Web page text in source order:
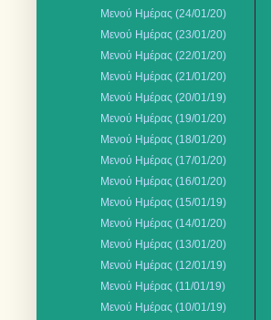
Μενού Ημέρας (24/01/20)
Μενού Ημέρας (23/01/20)
Μενού Ημέρας (22/01/20)
Μενού Ημέρας (21/01/20)
Μενού Ημέρας (20/01/19)
Μενού Ημέρας (19/01/20)
Μενού Ημέρας (18/01/20)
Μενού Ημέρας (17/01/20)
Mενού Ημέρας (16/01/20)
Μενού Ημέρας (15/01/19)
Μενού Ημέρας (14/01/20)
Μενού Ημέρας (13/01/20)
Μενού Ημέρας (12/01/19)
Μενού Ημέρας (11/01/19)
Μενού Ημέρας (10/01/19)